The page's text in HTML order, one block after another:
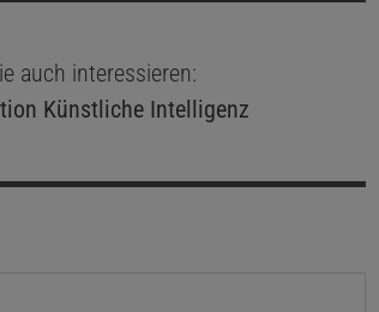
auch interessieren:
Künstliche Intelligenz